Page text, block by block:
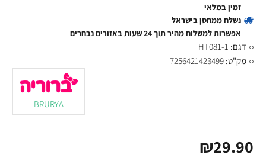
₪29.90
זמין במלאי
נשלח ממחסן בישראל
אפשרות למשלוח מהיר תוך 24 שעות באזורים נבחרים
דגם: HT081-1
מק"ט: 7256421423499
BRURYA